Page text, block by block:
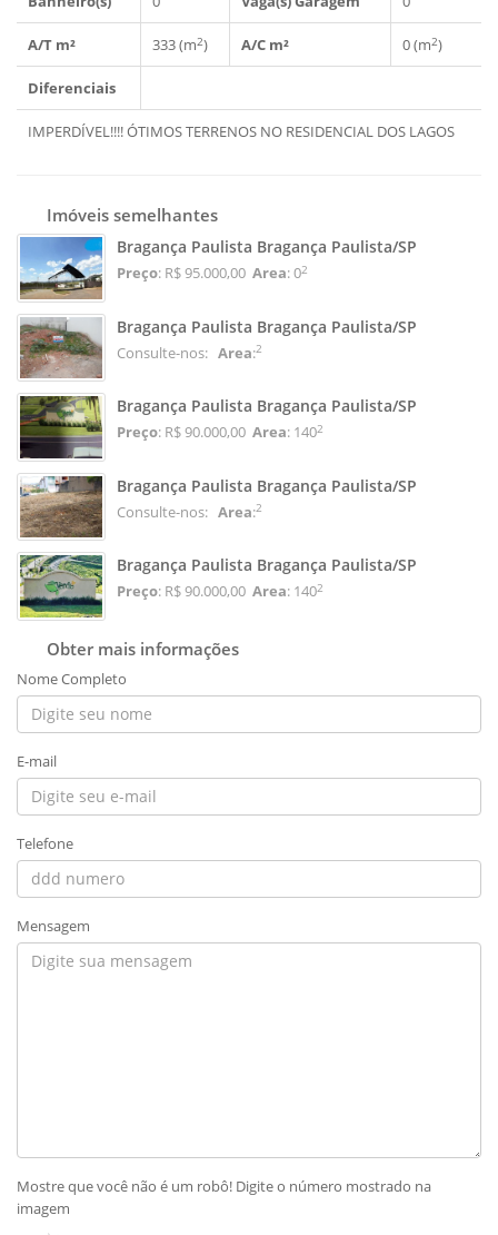
A/T m² 333 (m2) A/C m² 0 (m2)
Diferenciais
IMPERDÍVEL!!!! ÓTIMOS TERRENOS NO RESIDENCIAL DOS LAGOS
Imóveis semelhantes
Bragança Paulista Bragança Paulista/SP
Preço: R$ 95.000,00 Area: 02
Bragança Paulista Bragança Paulista/SP
Consulte-nos: Area:2
Bragança Paulista Bragança Paulista/SP
Preço: R$ 90.000,00 Area: 1402
Bragança Paulista Bragança Paulista/SP
Consulte-nos: Area:2
Bragança Paulista Bragança Paulista/SP
Preço: R$ 90.000,00 Area: 1402
Obter mais informações
Nome Completo
E-mail
Telefone
Mensagem
Mostre que você não é um robô! Digite o número mostrado na
imagem